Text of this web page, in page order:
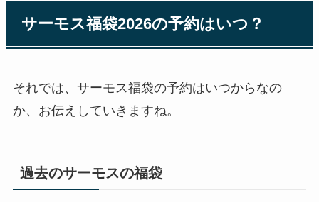
サーモス福袋2026の予約はいつ？
それでは、サーモス福袋の予約はいつからなの
か、お伝えしていきますね。
過去のサーモスの福袋